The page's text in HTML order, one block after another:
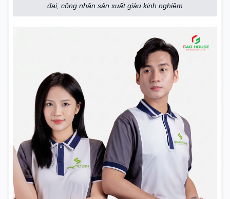
đại, công nhân sản xuất giàu kinh nghiệm